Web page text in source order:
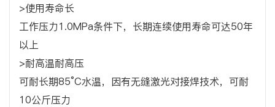
>使用寿命长
工作压力1.0MPa条件下，长期连续使用寿命可达50年
以上
>耐高温耐高压
可耐长期85°C水温，因有无缝激光对接焊技术，可耐
10公斤压力